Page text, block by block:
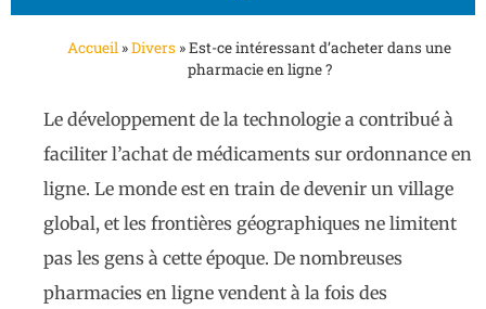
Accueil »Divers »Est-ce intéressant d’acheter dans une
pharmacie en ligne ?
Le développement de la technologie a contribué à
faciliter l’achat de médicaments sur ordonnance en
ligne. Le monde est en train de devenir un village
global, et les frontières géographiques ne limitent
pas les gens à cette époque. De nombreuses
pharmacies en ligne vendent à la fois des